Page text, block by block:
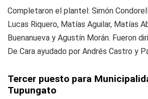
Completaron el plantel: Simón
Lucas Riquero, Matías Aguilar, Matías
Buenanueva y Agustín Morán. Fueron
De Cara ayudado por Andrés Castro y
Tercer puesto para
Tupungato